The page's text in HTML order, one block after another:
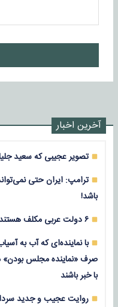
آخرین اخبار
تصویر عجیبی که سعید
ترامپ: ایران حتی
باشد!
۶ دولت عربی مکلف هستند خسارات ایران را جبران کنند
با نماینده‌ای که آب به
صرف «نماینده مجلس بودن»
با خبر باشند
روایت عجیب و جدید